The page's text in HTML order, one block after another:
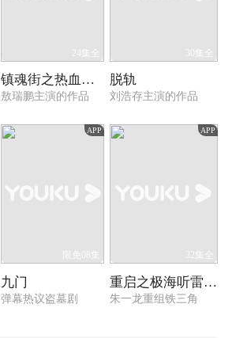
24集全
镇魂街之热血再燃
敖瑞鹏主演的作品
30集全
脱轨
刘浩存主演的作品
APP
限免08集
九门
弹幕热议盗墓剧
APP
32集全
重启之极海听雷 第一季
朱一龙重组铁三角